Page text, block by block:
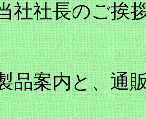
社社長のご挨
品案内と、通